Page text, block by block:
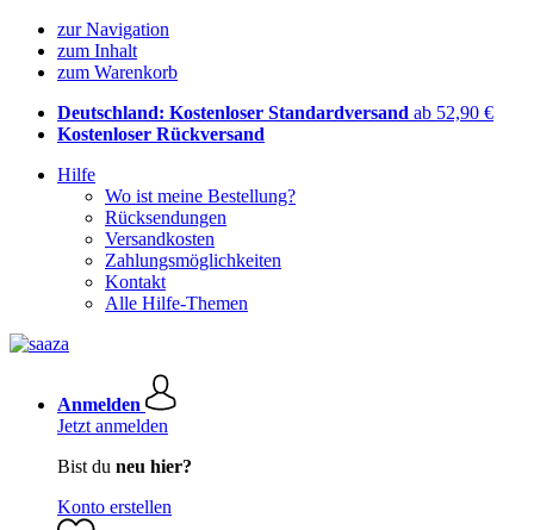
zur Navigation
zum Inhalt
zum Warenkorb
Deutschland: Kostenloser Standardversand ab 52,90 €
Kostenloser Rückversand
Hilfe
Wo ist meine Bestellung?
Rücksendungen
Versandkosten
Zahlungsmöglichkeiten
Kontakt
Alle Hilfe-Themen
Anmelden
Jetzt anmelden
Bist du neu hier?
Konto erstellen